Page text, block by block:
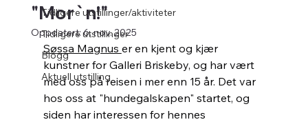
Tidligere utstillinger/aktiviteter
Tidligere utstillinger
Blogg
Aktuell utstilling
"Mor`n!"
Oppdatert:6. nov. 2025
Søssa Magnus er en kjent og kjær
kunstner for Galleri Briskeby, og har vært
med oss på reisen i mer enn 15 år. Det var
hos oss at "hundegalskapen" startet, og
siden har interessen for hennes